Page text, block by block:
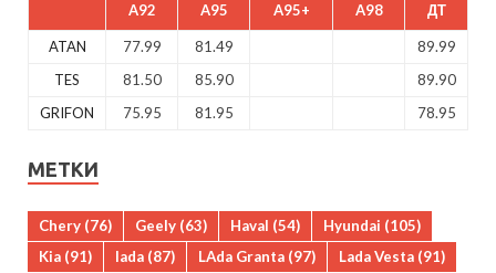
A92 A95 A95+ A98 ДТ
ATAN 77.99 81.49
89.99
TES
81.50 85.90
89.90
GRIFON
75.95 81.95 78.95
МЕТКИ
Chery (76) Geely (63) Haval (54) Hyundai (105)
Kia (91) lada (87) LAda Granta (97) Lada Vesta (91)